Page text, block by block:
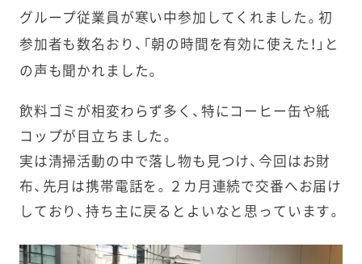
グループ従業員が寒い中参加してくれました。初
参加者も数名おり、「朝の時間を有効に使えた！」と
の声も聞かれました。
飲料ゴミが相変わらず多く、 特にコーヒー缶や紙
コップが目立ちました。
実は清掃活動の中で落し物も見つけ、今回はお財
布、 先月は携帯電話を。２カ月連続で交番へお届け
しており、持ち主に戻るとよいなと思っています。